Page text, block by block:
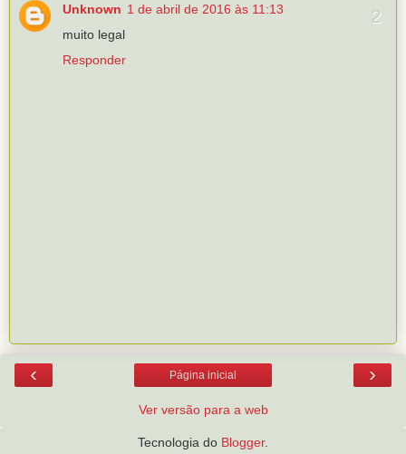
Unknown 1 de abril de 2016 às 11:13
muito legal
Responder
‹ ›
Página inicial
Ver versão para a web
Tecnologia do Blogger.